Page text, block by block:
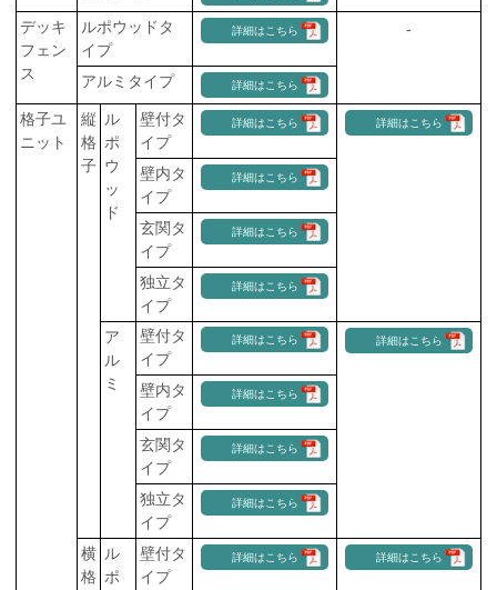
デッキ
フェン
ス
ルポウッドタ
イプ
詳細はこちら -
アルミタイプ 詳細はこちら
格子ユ
ニット
縦
格
子
ル
ポ
ウ
ッ
ド
壁付タ
イプ
詳細はこちら 詳細はこちら
壁内タ
イプ
詳細はこちら
玄関タ
イプ
詳細はこちら
独立タ
イプ
詳細はこちら
ア
ル
ミ
壁付タ
イプ
詳細はこちら 詳細はこちら
壁内タ
イプ
詳細はこちら
玄関タ
イプ
詳細はこちら
独立タ
イプ
詳細はこちら
横
格
ル
ポ
壁付タ
イプ
詳細はこちら 詳細はこちら